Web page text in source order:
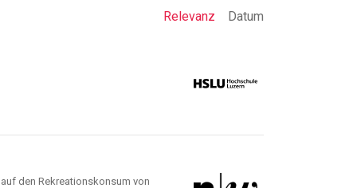
Relevanz Datum
den Rekreationskonsum von